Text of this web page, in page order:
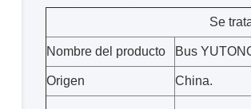
Se
Nombre del producto Bus
Origen China.